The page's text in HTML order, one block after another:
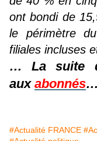
ont bondi de
le périmètre
filiales incluses
… La suite
aux abonnés…
#Actualité FRANCE